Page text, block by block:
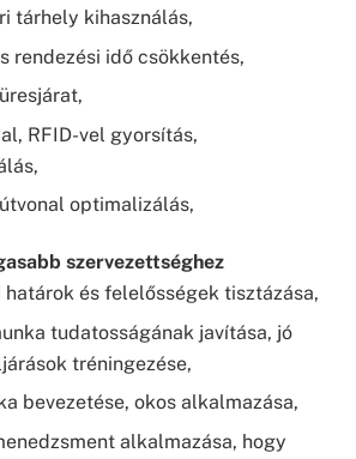
tárhely kihasználás,
rendezési idő csökkentés,
RFID-vel gyorsítás,
optimalizálás,
szervezettséghez
határok és felelősségek tisztázása,
tudatosságának javítása, jó
tréningezése,
bevezetése, okos alkalmazása,
alkalmazása, hogy